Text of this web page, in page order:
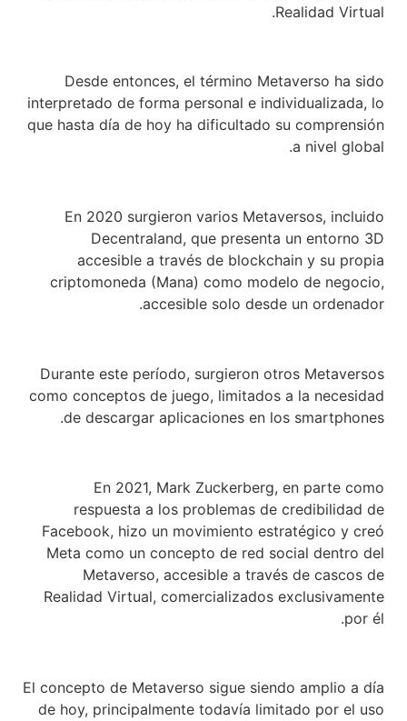
Realidad Virtual.
Desde entonces, el término Metaverso ha sido
interpretado de forma personal e individualizada, lo
que hasta día de hoy ha dificultado su comprensión
a nivel global.
En 2020 surgieron varios Metaversos, incluido
Decentraland, que presenta un entorno 3D
accesible a través de blockchain y su propia
criptomoneda (Mana) como modelo de negocio,
accesible solo desde un ordenador.
Durante este período, surgieron otros Metaversos
como conceptos de juego, limitados a la necesidad
de descargar aplicaciones en los smartphones.
En 2021, Mark Zuckerberg, en parte como
respuesta a los problemas de credibilidad de
Facebook, hizo un movimiento estratégico y creó
Meta como un concepto de red social dentro del
Metaverso, accesible a través de cascos de
Realidad Virtual, comercializados exclusivamente
por él.
El concepto de Metaverso sigue siendo amplio a día
de hoy, principalmente todavía limitado por el uso